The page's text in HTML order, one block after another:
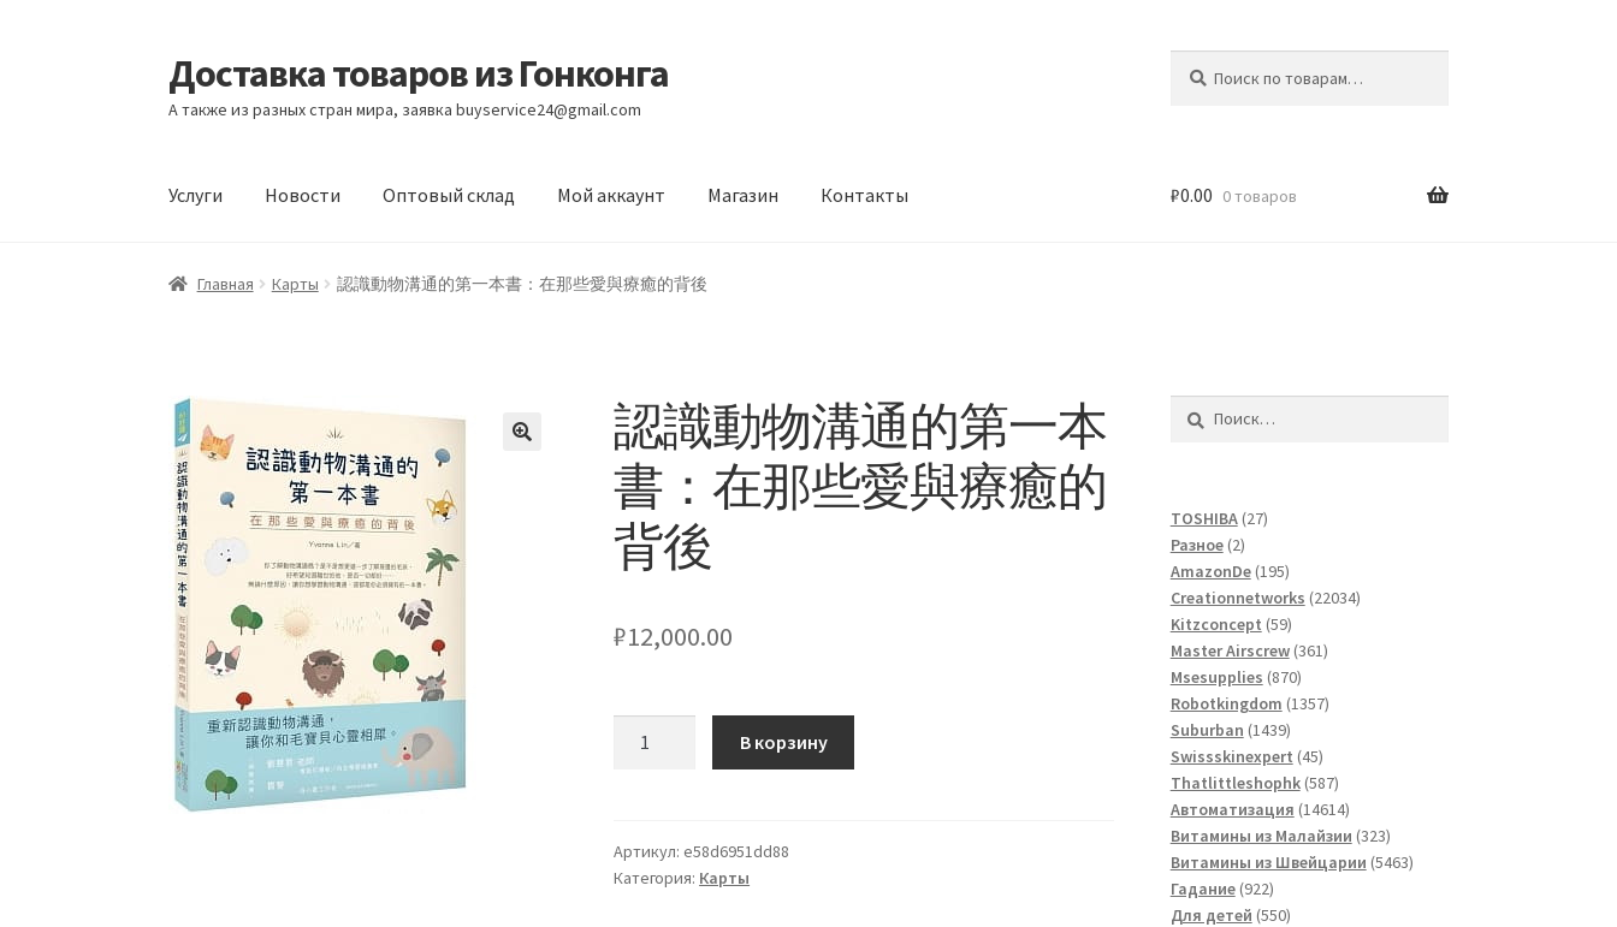
Перейти
к
навигации
Перейти
к
содержимому
Доставка товаров из Гонконга
А также из разных стран мира, заявка buyservice24@gmail.com
Услуги Новости Оптовый склад Мой аккаунт Магазин Контакты
Главная Контакты Корзина Мой аккаунтНовости Оптовый склад
₽0.00 0 товаров
Главная Карты 認識動物溝通的第一本書：在那些愛與療癒的背後
認識動物溝通的第一本
書：在那些愛與療癒的
背後
₽12,000.00
動
物
В корзину
Артикул:e58d6951dd88
Категория: Карты
Найти:
TOSHIBA 2727
Разное 22
товара
AmazonDe 195195
товаров
Creationnetworks 2203422034
Kitzconcept 5959
товаров
Master Airscrew 361361
Msesupplies 870870
товаров
Robotkingdom 13571357
Suburban 14391439
товаров
Swissskinexpert 4545
товаров
Thatlittleshophk 587587
товаров
Автоматизация 1461414614
товаров
Витамины из Малайзии 323323
товара
Витамины из Швейцарии 54635463
Гадание 922922
товара
Для детей 550550